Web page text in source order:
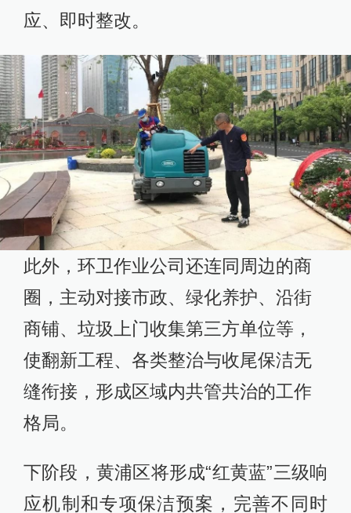
应、即时整改。
此外，环卫作业公司还连同周边的商
圈，主动对接市政、绿化养护、沿街
商铺、垃圾上门收集第三方单位等，
使翻新工程、各类整治与收尾保洁无
缝衔接，形成区域内共管共治的工作
格局。
下阶段，黄浦区将形成“红黄蓝”三级响
应机制和专项保洁预案，完善不同时